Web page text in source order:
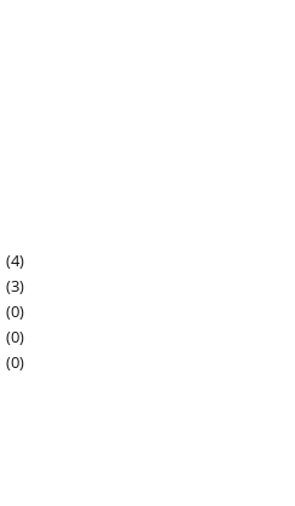
(4)
(3)
(0)
(0)
(0)